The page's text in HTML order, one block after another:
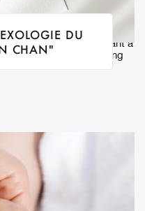
DU
CHAN"
réflexologie faciale visant à
équilibrer le yin et le yang